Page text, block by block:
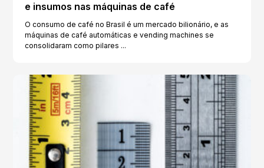
e insumos nas máquinas de café
O consumo de café no Brasil é um mercado bilionário, e as
máquinas de café automáticas e vending machines se
consolidaram como pilares ...